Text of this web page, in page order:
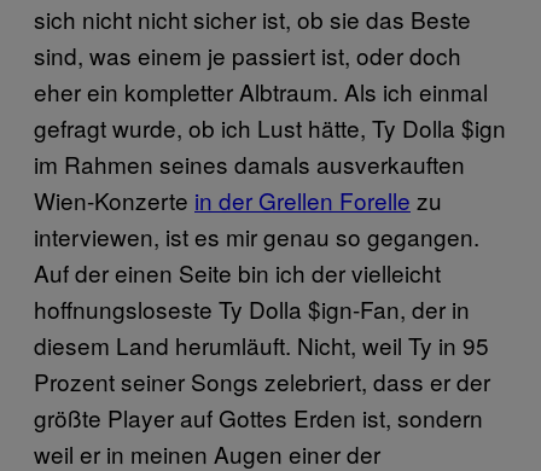
sich nicht nicht sicher ist, ob sie das Beste
sind, was einem je passiert ist, oder doch
eher ein kompletter Albtraum. Als ich einmal
gefragt wurde, ob ich Lust hätte, Ty Dolla $ign
im Rahmen seines damals ausverkauften
Wien-Konzerte in der Grellen Forelle zu
interviewen, ist es mir genau so gegangen.
Auf der einen Seite bin ich der vielleicht
hoffnungsloseste Ty Dolla $ign-Fan, der in
diesem Land herumläuft. Nicht, weil Ty in 95
Prozent seiner Songs zelebriert, dass er der
größte Player auf Gottes Erden ist, sondern
weil er in meinen Augen einer der